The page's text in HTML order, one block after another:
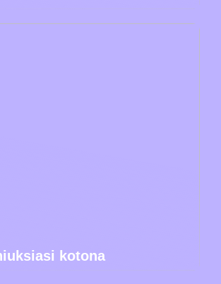
kotona